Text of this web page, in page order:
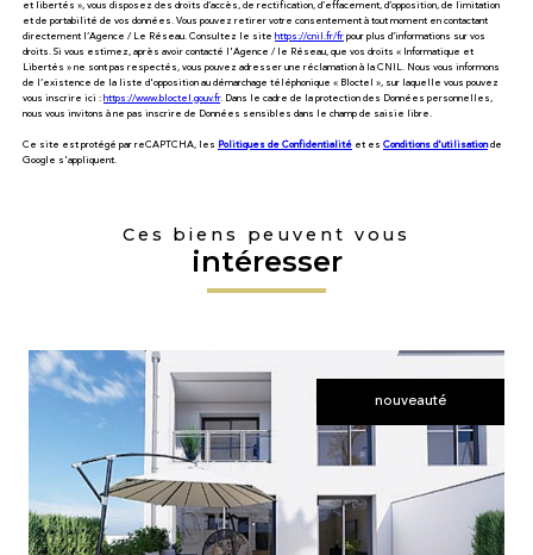
et libertés », vous disposez des droits d’accès, de rectification, d’effacement, d’opposition, de limitation
et de portabilité de vos données. Vous pouvez retirer votre consentement à tout moment en contactant
directement l’Agence / Le Réseau. Consultez le site https://cnil.fr/frpour plus d’informations sur vos
droits. Si vous estimez, après avoir contacté l'Agence / le Réseau, que vos droits « Informatique et
Libertés » ne sont pas respectés, vous pouvez adresser une réclamation à la CNIL. Nous vous informons
de l’existence de la liste d'opposition au démarchage téléphonique « Bloctel », sur laquelle vous pouvez
vous inscrire ici :https://www.bloctel.gouv.fr. Dans le cadre de la protection des Données personnelles,
nous vous invitons à ne pas inscrire de Données sensibles dans le champ de saisie libre.
Ce site est protégé par reCAPTCHA, les Politiques de Confidentialité et es Conditions d'utilisationde
Google s'appliquent.
Ces biens peuvent vous
intéresser
nouveauté
voir le bien